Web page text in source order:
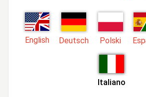
English Deutsch Polski
Italiano